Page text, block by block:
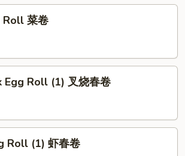
菜卷
Egg Roll (1) 叉烧春卷
Roll (1) 虾春卷